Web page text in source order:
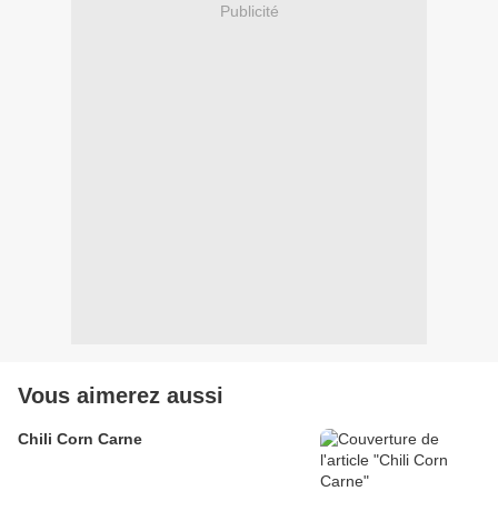
Publicité
Vous aimerez aussi
Chili Corn Carne